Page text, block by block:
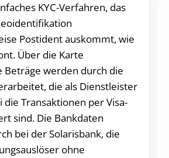
KYC-Verfahren, das
Postident auskommt, wie
Über die Karte
Beträge werden durch die
die als Dienstleister
Transaktionen per Visa-
sind. Die Bankdaten
bei der Solarisbank, die
ohne